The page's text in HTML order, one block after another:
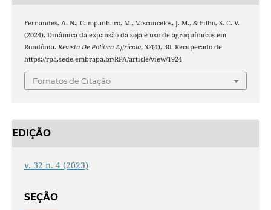
Fernandes, A. N., Campanharo, M., Vasconcelos, J. M., & Filho, S. C. V.
(2024). Dinâmica da expansão da soja e uso de agroquímicos em
Rondônia. Revista De Política Agrícola, 32(4), 30. Recuperado de
https://rpa.sede.embrapa.br/RPA/article/view/1924
Fomatos de Citação
EDIÇÃO
v. 32 n. 4 (2023)
SEÇÃO